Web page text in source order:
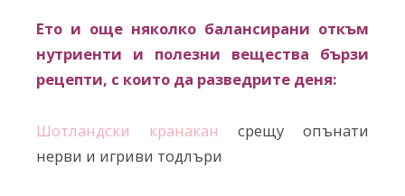
Ето и още няколко балансирани откъм
нутриенти и полезни вещества бързи
рецепти, с които да разведрите деня:
Шотландски кранакан срещу опънати
нерви и игриви тодлъри